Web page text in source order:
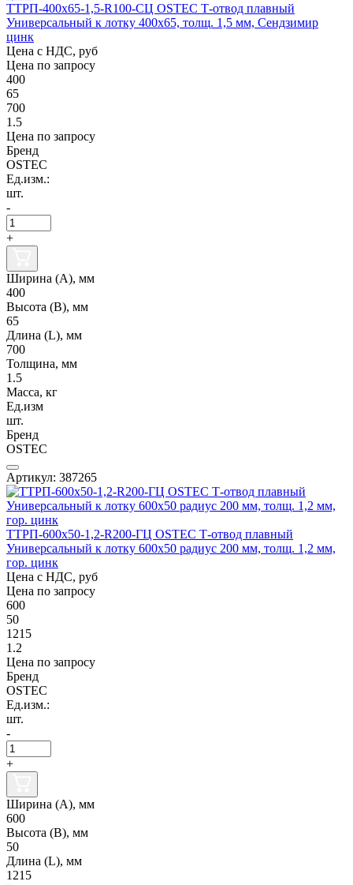
ТТРП-400х65-1,5-R100-СЦ OSTEC Т-отвод плавный
Универсальный к лотку 400х65, толщ. 1,5 мм, Сендзимир
цинк
Цена с НДС, руб
Цена по запросу
400
65
700
1.5
Цена по запросу
Бренд
OSTEC
Ед.изм.:
шт.
-
+
Ширина (А), мм
400
Высота (В), мм
65
Длина (L), мм
700
Толщина, мм
1.5
Масса, кг
Ед.изм
шт.
Бренд
OSTEC
Артикул: 387265
ТТРП-600х50-1,2-R200-ГЦ OSTEC Т-отвод плавный
Универсальный к лотку 600х50 радиус 200 мм, толщ. 1,2 мм,
гор. цинк
Цена с НДС, руб
Цена по запросу
600
50
1215
1.2
Цена по запросу
Бренд
OSTEC
Ед.изм.:
шт.
-
+
Ширина (А), мм
600
Высота (В), мм
50
Длина (L), мм
1215